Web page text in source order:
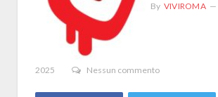
By VIVIROMA
2025 Nessun commento